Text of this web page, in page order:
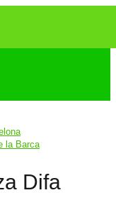
la Barca
Difa